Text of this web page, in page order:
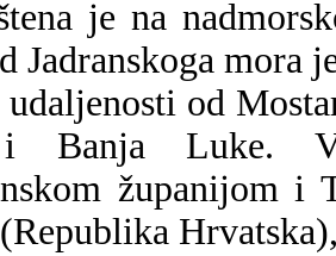
je na
Jadranskoga mora
od
i Banja Luke.
županijom